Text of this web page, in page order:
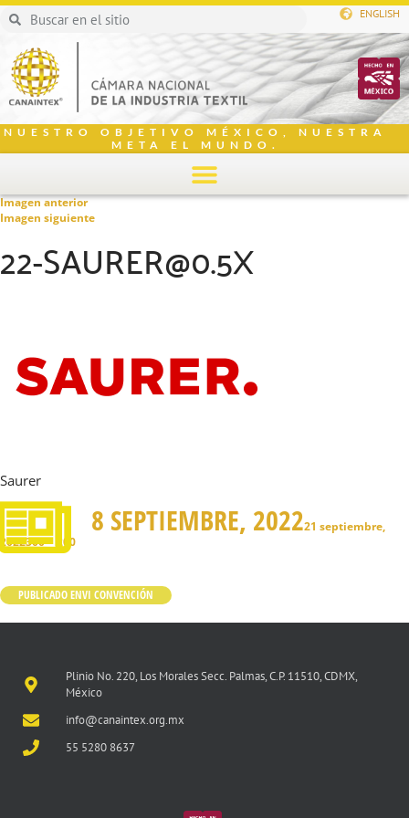
ENGLISH
NUESTRO OBJETIVO MÉXICO, NUESTRA
META EL MUNDO.
Imagen anterior
Imagen siguiente
22-SAURER@0.5X
Saurer
8 SEPTIEMBRE, 202221 septiembre,
2022300 × 200
PUBLICADO ENVI CONVENCIÓN
Plinio No. 220, Los Morales Secc. Palmas, C.P. 11510, CDMX,
México
info@canaintex.org.mx
55 5280 8637